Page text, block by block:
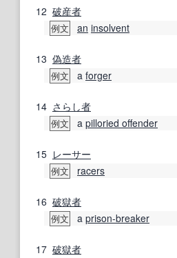
12 破産者
例文 an insolvent
13 偽造者
例文 a forger
14 さらし者
例文 a pilloried offender
15 レーサー
例文 racers
16 破獄者
例文 a prison-breaker
17 破獄者